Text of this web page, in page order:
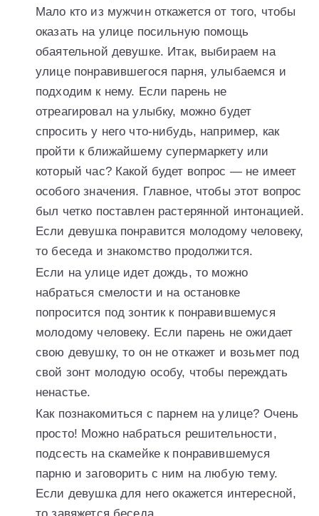
Мало кто из мужчин откажется от того, чтобы
оказать на улице посильную помощь
обаятельной девушке. Итак, выбираем на
улице понравившегося парня, улыбаемся и
подходим к нему. Если парень не
отреагировал на улыбку, можно будет
спросить у него что-нибудь, например, как
пройти к ближайшему супермаркету или
который час? Какой будет вопрос — не имеет
особого значения. Главное, чтобы этот вопрос
был четко поставлен растерянной интонацией.
Если девушка понравится молодому человеку,
то беседа и знакомство продолжится.
Если на улице идет дождь, то можно
набраться смелости и на остановке
попросится под зонтик к понравившемуся
молодому человеку. Если парень не ожидает
свою девушку, то он не откажет и возьмет под
свой зонт молодую особу, чтобы переждать
ненастье.
Как познакомиться с парнем на улице? Очень
просто! Можно набраться решительности,
подсесть на скамейке к понравившемуся
парню и заговорить с ним на любую тему.
Если девушка для него окажется интересной,